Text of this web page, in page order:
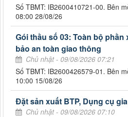
Số TBMT: IB2600410721-00. Bên
08:00 28/08/26
Gói thầu số 03: Toàn bộ
bảo an toàn giao thông
Chủ nhật - 09/08/2026 07:21
Số TBMT: IB2600426579-01. Bên
10:00 15/08/26
Đặt sản xuất BTP, Dụng cụ
Chủ nhật - 09/08/2026 07:10